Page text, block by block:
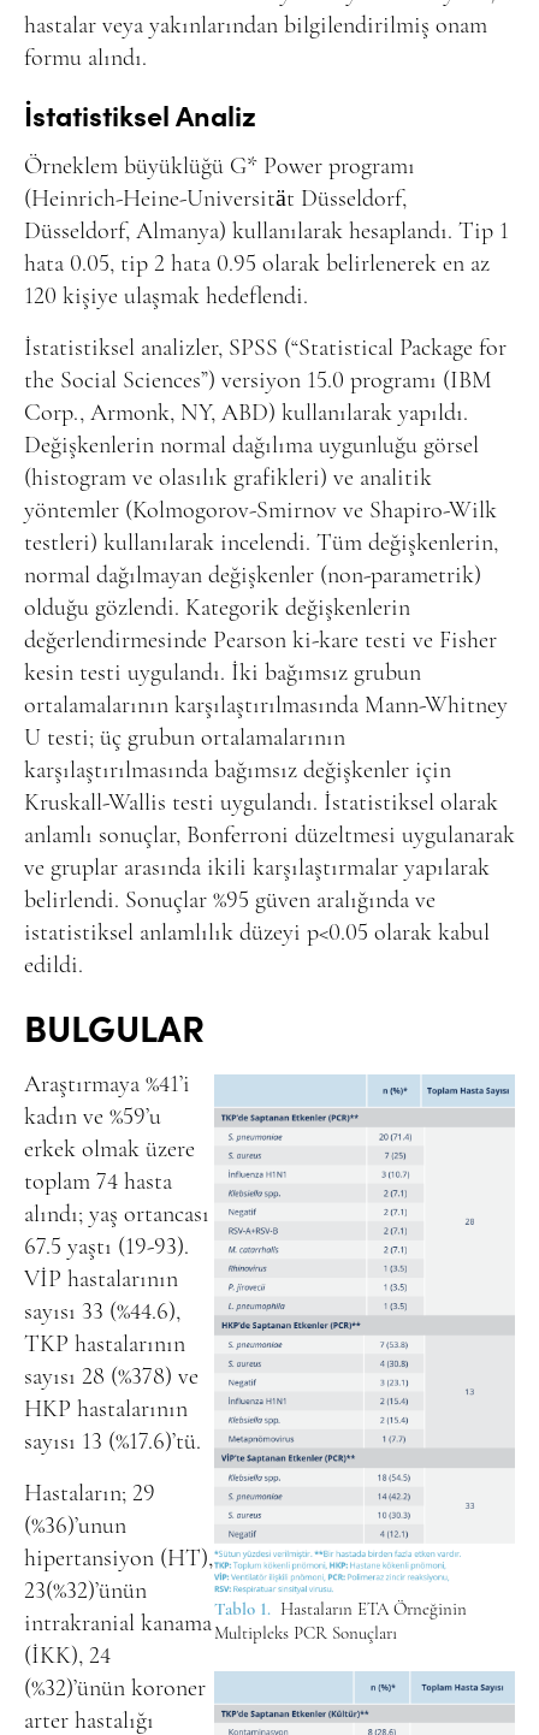
hastalar veya yakınlarından bilgilendirilmiş onam
formu alındı.
İstatistiksel Analiz
Örneklem büyüklüğü G* Power programı
(Heinrich-Heine-Universität Düsseldorf,
Düsseldorf, Almanya) kullanılarak hesaplandı. Tip 1
hata 0.05, tip 2 hata 0.95 olarak belirlenerek en az
120 kişiye ulaşmak hedeflendi.
İstatistiksel analizler, SPSS (“Statistical Package for
the Social Sciences”) versiyon 15.0 programı (IBM
Corp., Armonk, NY, ABD) kullanılarak yapıldı.
Değişkenlerin normal dağılıma uygunluğu görsel
(histogram ve olasılık grafikleri) ve analitik
yöntemler (Kolmogorov-Smirnov ve Shapiro-Wilk
testleri) kullanılarak incelendi. Tüm değişkenlerin,
normal dağılmayan değişkenler (non-parametrik)
olduğu gözlendi. Kategorik değişkenlerin
değerlendirmesinde Pearson ki-kare testi ve Fisher
kesin testi uygulandı. İki bağımsız grubun
ortalamalarının karşılaştırılmasında Mann-Whitney
U testi; üç grubun ortalamalarının
karşılaştırılmasında bağımsız değişkenler için
Kruskall-Wallis testi uygulandı. İstatistiksel olarak
anlamlı sonuçlar, Bonferroni düzeltmesi uygulanarak
ve gruplar arasında ikili karşılaştırmalar yapılarak
belirlendi. Sonuçlar %95 güven aralığında ve
istatistiksel anlamlılık düzeyi p<0.05 olarak kabul
edildi.
BULGULAR
Tablo 1. Hastaların ETA Örneğinin
Multipleks PCR Sonuçları
Araştırmaya %41’i
kadın ve %59’u
erkek olmak üzere
toplam 74 hasta
alındı; yaş ortancası
67.5 yaştı (19-93).
VİP hastalarının
sayısı 33 (%44.6),
TKP hastalarının
sayısı 28 (%378) ve
HKP hastalarının
sayısı 13 (%17.6)’tü.
Hastaların; 29
(%36)’unun
hipertansiyon (HT),
23(%32)’ünün
intrakranial kanama
(İKK), 24
(%32)’ünün koroner
arter hastalığı